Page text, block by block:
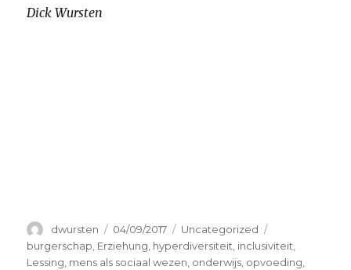
Dick Wursten
Auteur
dwursten
Geplaatst
op
04/09/2017 Categorieën
Uncategorized
burgerschap Erziehung hyperdiversiteit inclusiviteit
Lessing mens als sociaal wezen onderwijs opvoeding